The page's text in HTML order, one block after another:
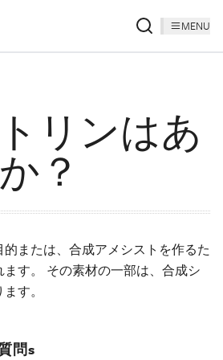
MENU
リンはあ
？
的または、合成アメシストを作るた
す。 その素材の一部は、合成シ
す。
問s